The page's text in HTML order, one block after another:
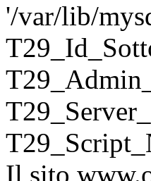
'/var/lib/
Il sito